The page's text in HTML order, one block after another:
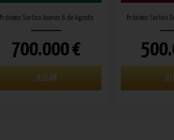
Próximo Sorteo Jueves 6 de Agosto
700.000 €
JUGAR
Próximo Sorteo